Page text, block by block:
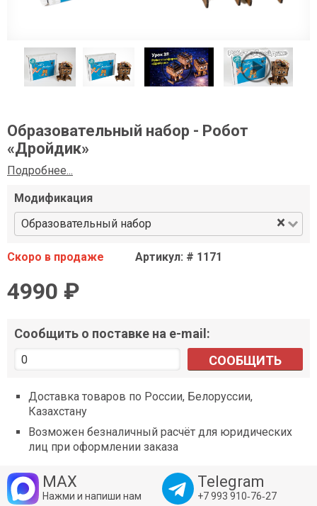
Образовательный набор - Робот
«Дройдик»
Подробнее...
Модификация
Образовательный набор
×
Скоро в продаже Артикул: # 1171
4990 ₽
Сообщить о поставке на e-mail:
СООБЩИТЬ
Доставка товаров по России, Белоруссии,
Казахстану
Возможен безналичный расчёт для юридических
лиц при оформлении заказа
MAX
Нажми и напиши нам
Telegram
+7 993 910‑76‑27